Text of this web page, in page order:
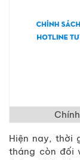
Hiện nay, thời
tháng còn đối